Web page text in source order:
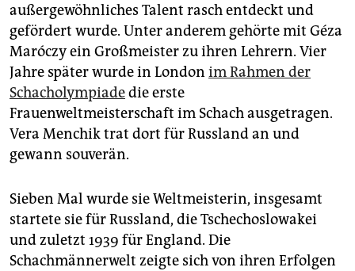
außergewöhnliches Talent rasch entdeckt und
gefördert wurde. Unter anderem gehörte mit Géza
Maróczy ein Großmeister zu ihren Lehrern. Vier
Jahre später wurde in London im Rahmen der
Schacholympiadedie erste
Frauenweltmeisterschaft im Schach ausgetragen.
Vera Menchik trat dort für Russland an und
gewann souverän.
Sieben Mal wurde sie Weltmeisterin, insgesamt
startete sie für Russland, die Tschechoslowakei
und zuletzt 1939 für England. Die
Schachmännerwelt zeigte sich von ihren Erfolgen